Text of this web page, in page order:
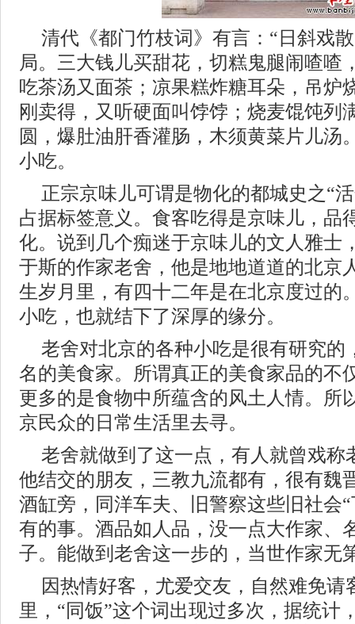
清代《都门竹枝词》有言：“日斜戏
局。三大钱儿买甜花，切糕鬼腿闹喳喳
吃茶汤又面茶；凉果糕炸糖耳朵，吊炉
刚卖得，又听硬面叫饽饽；烧麦馄饨列
圆，爆肚油肝香灌肠，木须黄菜片儿汤
小吃。
正宗京味儿可谓是物化的都城史之“
占据标签意义。食客吃得是京味儿，品
化。说到几个痴迷于京味儿的文人雅士
于斯的作家老舍，他是地地道道的北京
生岁月里，有四十二年是在北京度过的
小吃，也就结下了深厚的缘分。
老舍对北京的各种小吃是很有研究的
名的美食家。所谓真正的美食家品的不
更多的是食物中所蕴含的风土人情。所
京民众的日常生活里去寻。
老舍就做到了这一点，有人就曾戏称
他结交的朋友，三教九流都有，很有魏
酒缸旁，同洋车夫、旧警察这些旧社会
有的事。酒品如人品，没一点大作家、
子。能做到老舍这一步的，当世作家无
因热情好客，尤爱交友，自然难免请
里，“同饭”这个词出现过多次，据统计